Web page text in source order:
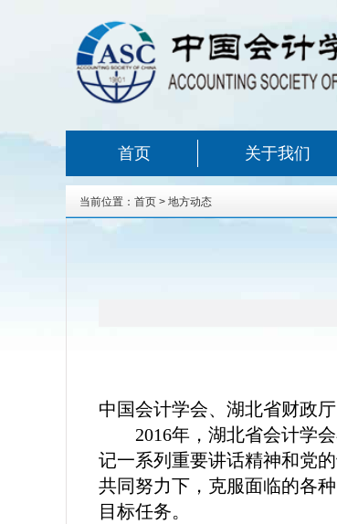
首页 关于我们
当前位置： 首页 > 地方动态
中国会计学会、湖北省财政
2016年， 湖北省会计学
记一系列重要讲话精神和党
共同努力下，克服面临的各
目标任务。